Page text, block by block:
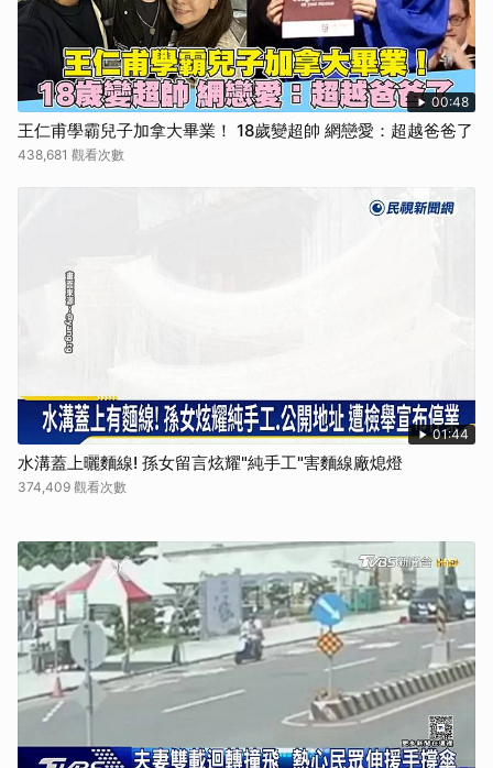
00:48
王仁甫學霸兒子加拿大畢業！ 18歲變超帥 網戀愛：超越爸爸了
438,681 觀看次數
01:44
水溝蓋上曬麵線! 孫女留言炫耀"純手工"害麵線廠熄燈
374,409 觀看次數